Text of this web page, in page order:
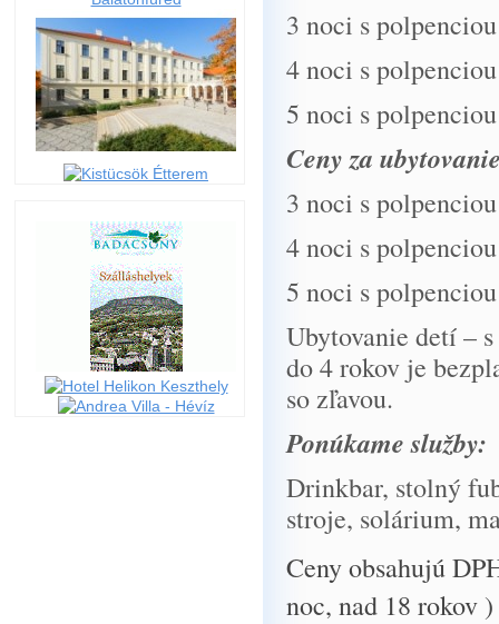
3 noci s
4 noci s
5 noci s
Ceny za
3 noci s
4 noci s
5 noci s
Ubytovanie detí –
do 4 rokov je
so zľavou.
Ponúkame služby:
Drinkbar, stolný
stroje, solárium,
Ceny obsahujú
noc, nad 18 rokov )